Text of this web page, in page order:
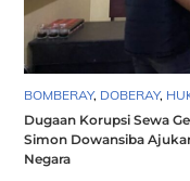
BOMBERAY, DOBERAY,
Dugaan Korupsi Sewa
Simon Dowansiba
Negara